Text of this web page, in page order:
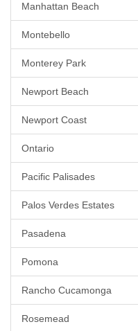
Manhattan Beach
Montebello
Monterey Park
Newport Beach
Newport Coast
Ontario
Pacific Palisades
Palos Verdes Estates
Pasadena
Pomona
Rancho Cucamonga
Rosemead